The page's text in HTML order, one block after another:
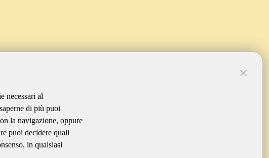
necessari al
di più puoi
la navigazione, oppure
puoi decidere quali
in qualsiasi